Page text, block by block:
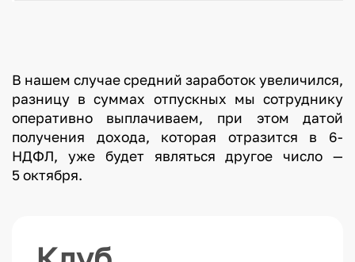
В нашем случае средний заработок увеличился,
разницу в суммах отпускных мы сотруднику
оперативно выплачиваем, при этом датой
получения дохода, которая отразится в 6-
НДФЛ, уже будет являться другое число —
5 октября.